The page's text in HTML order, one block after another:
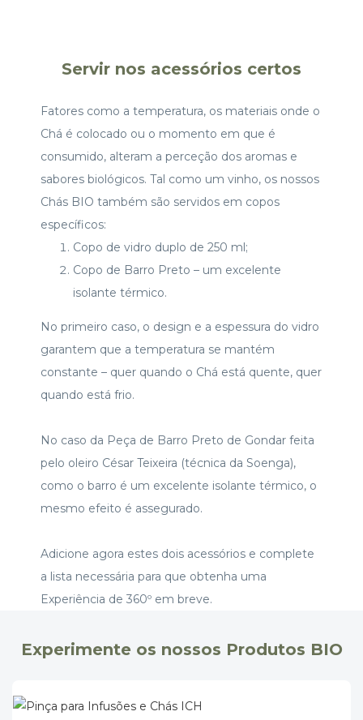
Servir nos acessórios certos
Fatores como a temperatura, os materiais onde o
Chá é colocado ou o momento em que é
consumido, alteram a perceção dos aromas e
sabores biológicos. Tal como um vinho, os nossos
Chás BIO também são servidos em copos
específicos:
Copo de vidro duplo de 250 ml;
Copo de Barro Preto – um excelente
isolante térmico.
No primeiro caso, o design e a espessura do vidro
garantem que a temperatura se mantém
constante – quer quando o Chá está quente, quer
quando está frio.
No caso da Peça de Barro Preto de Gondar feita
pelo oleiro César Teixeira (técnica da Soenga),
como o barro é um excelente isolante térmico, o
mesmo efeito é assegurado.
Adicione agora estes dois acessórios e complete
a lista necessária para que obtenha uma
Experiência de 360º em breve.
Experimente os nossos Produtos BIO